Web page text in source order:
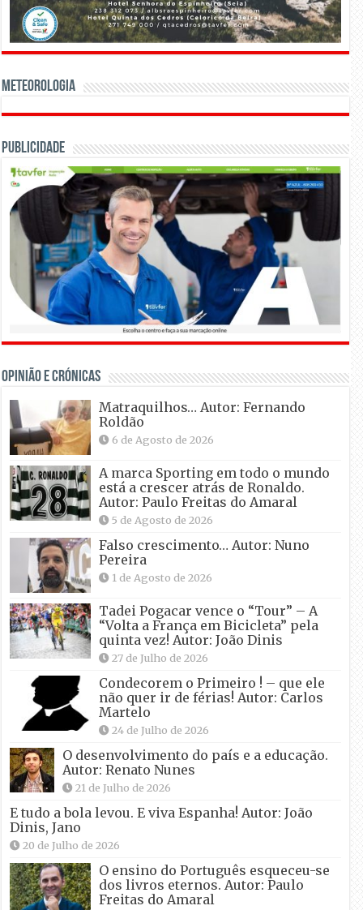
Meteorologia
Publicidade
OPINIÃO E CRÓNICAS
Matraquilhos… Autor: Fernando
Roldão
6 de Agosto de 2026
A marca Sporting em todo o mundo
está a crescer atrás de Ronaldo.
Autor: Paulo Freitas do Amaral
5 de Agosto de 2026
Falso crescimento… Autor: Nuno
Pereira
1 de Agosto de 2026
Tadei Pogacar vence o “Tour” – A
“Volta a França em Bicicleta” pela
quinta vez! Autor: João Dinis
27 de Julho de 2026
Condecorem o Primeiro ! – que ele
não quer ir de férias! Autor: Carlos
Martelo
24 de Julho de 2026
O desenvolvimento do país e a educação.
Autor: Renato Nunes
21 de Julho de 2026
E tudo a bola levou. E viva Espanha! Autor: João
Dinis, Jano
20 de Julho de 2026
O ensino do Português esqueceu-se
dos livros eternos. Autor: Paulo
Freitas do Amaral